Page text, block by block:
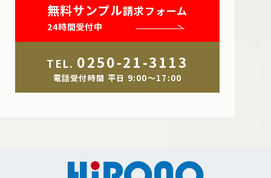
無料サンプル請求フォーム
24時間受付中
TEL. 0250-21-3113
電話受付時間 平日 9:00～17:00